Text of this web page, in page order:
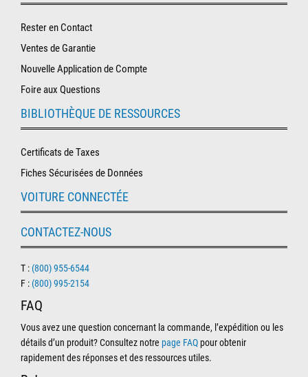
Rester en Contact
Ventes de Garantie
Nouvelle Application de Compte
Foire aux Questions
BIBLIOTHÈQUE DE RESSOURCES
Certificats de Taxes
Fiches Sécurisées de Données
VOITURE CONNECTÉE
CONTACTEZ-NOUS
T : (800) 955-6544
F : (800) 995-2154
FAQ
Vous avez une question concernant la commande, l’expédition ou les
détails d’un produit? Consultez notre page FAQ pour obtenir
rapidement des réponses et des ressources utiles.